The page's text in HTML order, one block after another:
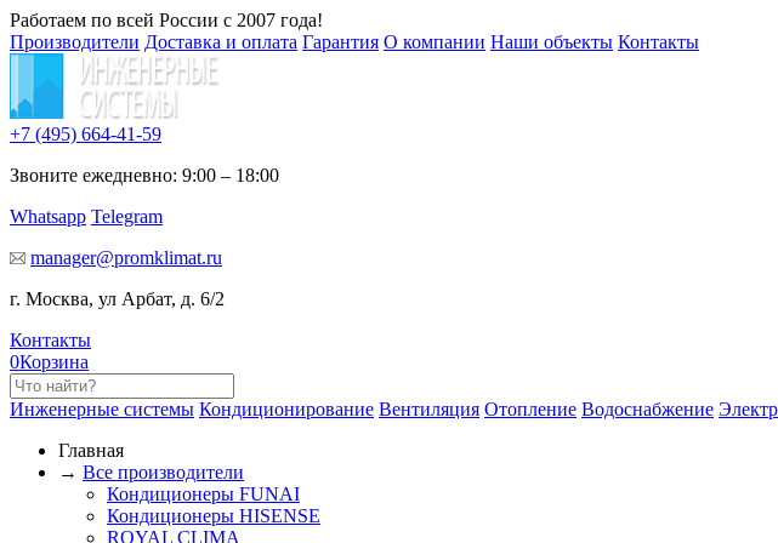
Работаем по всей России с 2007 года!
Производители Доставка и оплата Гарантия О компании Наши объекты Контакты
+7 (495) 664-41-59
Звоните ежедневно: 9:00 – 18:00
Whatsapp Telegram
manager@promklimat.ru
г. Москва, ул Арбат, д. 6/2
Контакты
0Корзина
Инженерные системы Кондиционирование Вентиляция Отопление Водоснабжение
Главная
→ Все производители
Кондиционеры FUNAI
Кондиционеры HISENSE
ROYAL CLIMA